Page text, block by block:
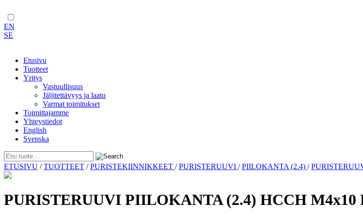
EN
SE
Etusivu
Tuotteet
Yritys
Vastuullisuus
Jäljitettävyys ja laatu
Varmat toimitukset
Toimittajamme
Yhteystiedot
English
Svenska
Skip
to
ETUSIVU /TUOTTEET /PURISTEKIINNIKKEET /PURISTERUUVI /PIILOKANTA (2.4) /
PURISTERUUVI PIILOKANTA (2.4) HCCH M4x10